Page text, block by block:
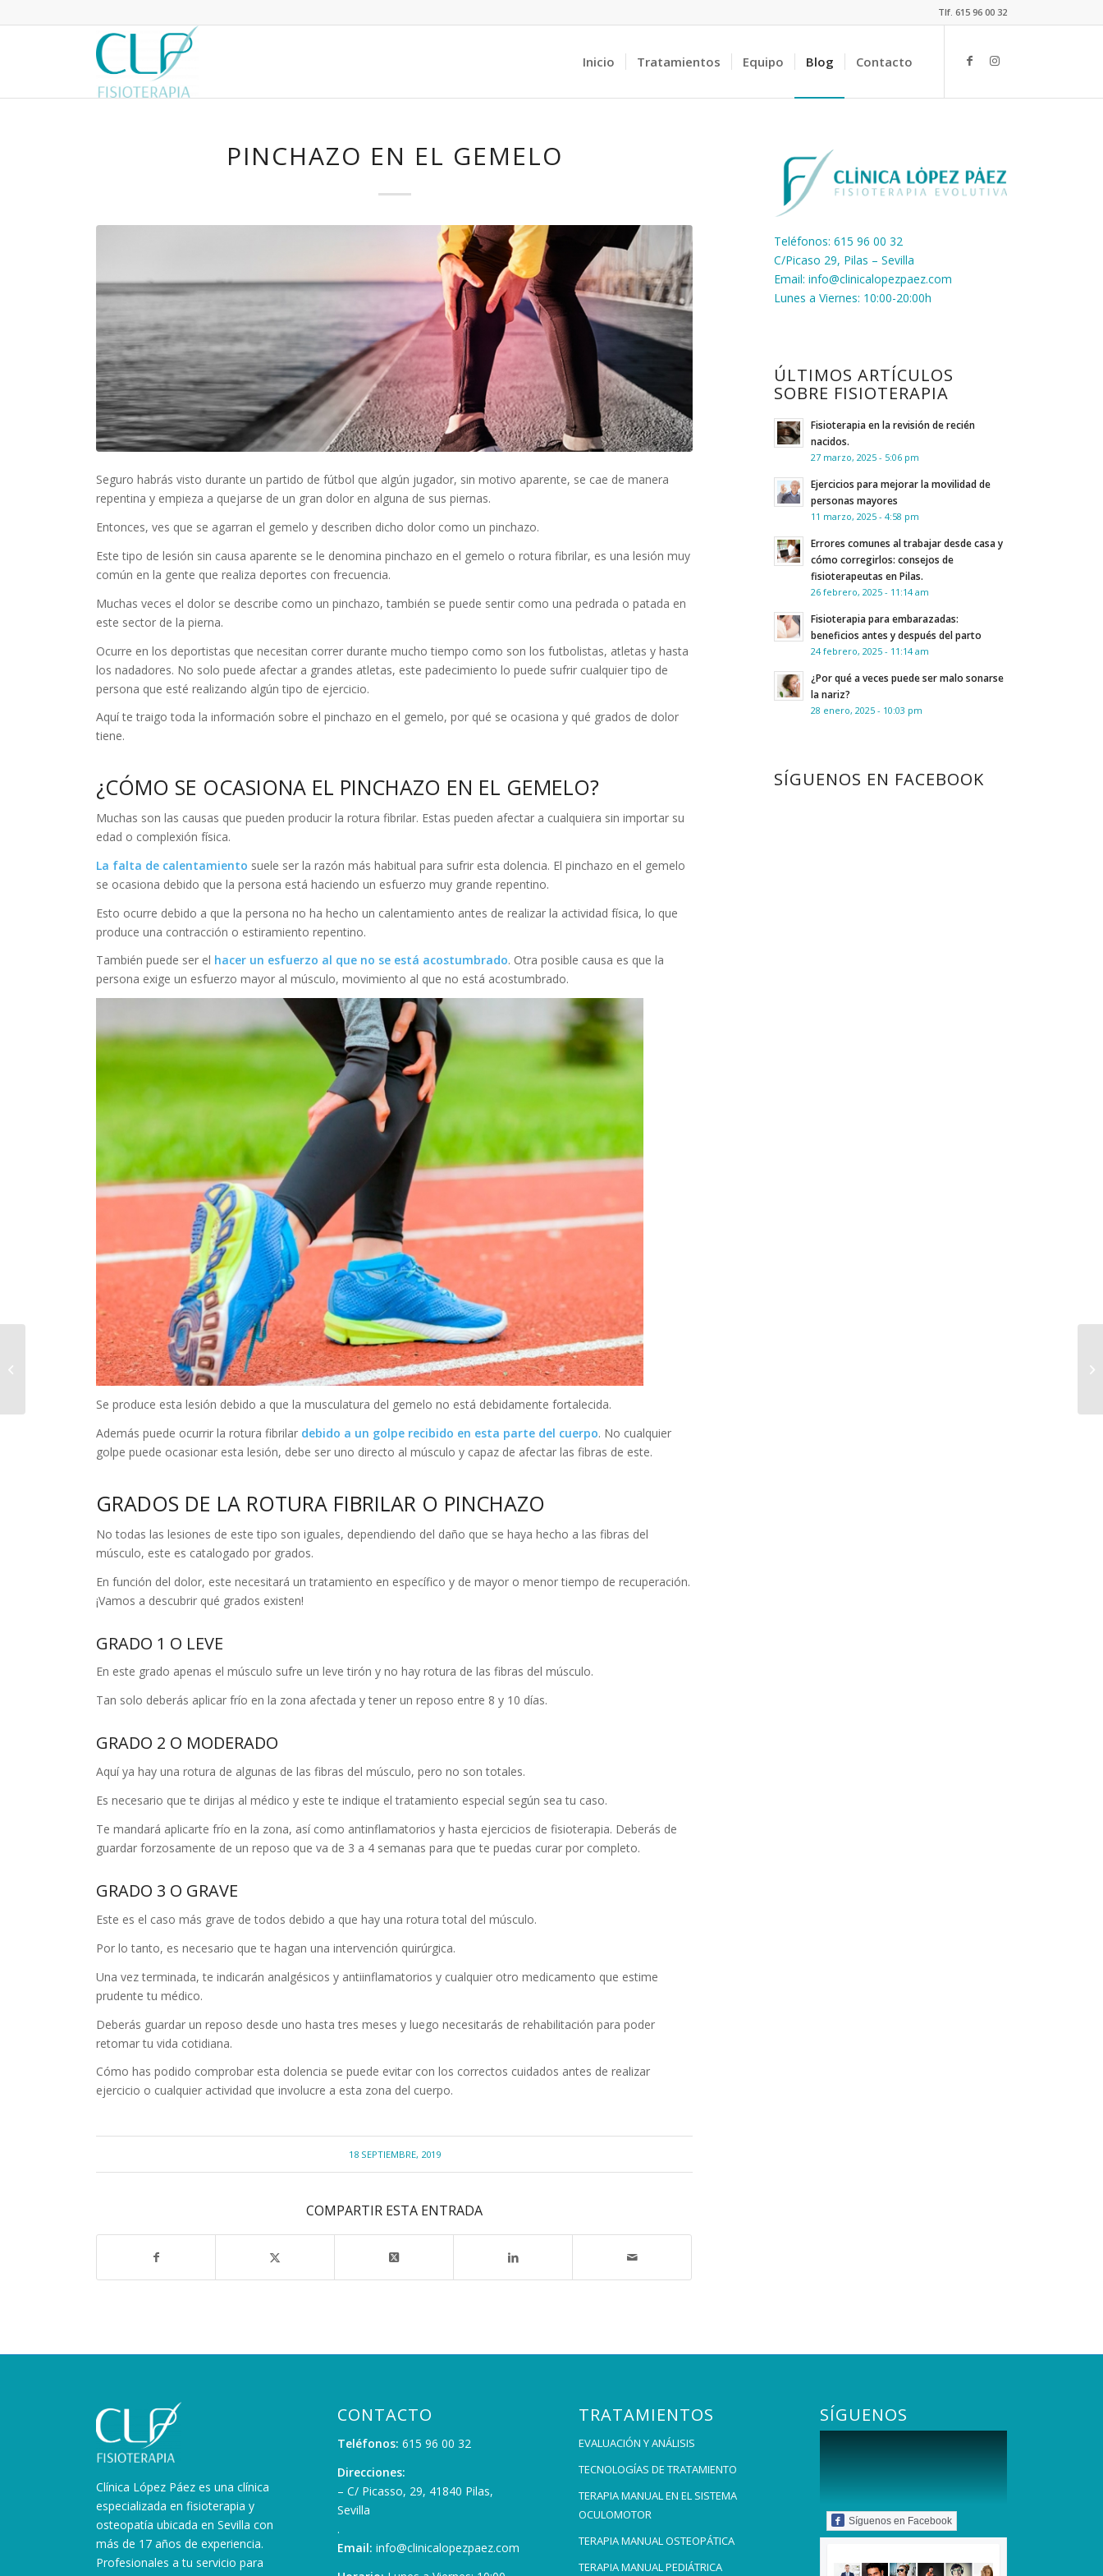
Tlf. 615 96 00 32
Inicio Tratamientos Equipo Blog Contacto
PINCHAZO EN EL GEMELO
Seguro habrás visto durante un partido de fútbol que algún jugador, sin motivo aparente, se cae de manera
repentina y empieza a quejarse de un gran dolor en alguna de sus piernas.
Entonces, ves que se agarran el gemelo y describen dicho dolor como un pinchazo.
Este tipo de lesión sin causa aparente se le denomina pinchazo en el gemelo o rotura fibrilar, es una lesión muy
común en la gente que realiza deportes con frecuencia.
Muchas veces el dolor se describe como un pinchazo, también se puede sentir como una pedrada o patada en
este sector de la pierna.
Ocurre en los deportistas que necesitan correr durante mucho tiempo como son los futbolistas, atletas y hasta
los nadadores. No solo puede afectar a grandes atletas, este padecimiento lo puede sufrir cualquier tipo de
persona que esté realizando algún tipo de ejercicio.
Aquí te traigo toda la información sobre el pinchazo en el gemelo, por qué se ocasiona y qué grados de dolor
tiene.
¿CÓMO SE OCASIONA EL PINCHAZO EN EL GEMELO?
Muchas son las causas que pueden producir la rotura fibrilar. Estas pueden afectar a cualquiera sin importar su
edad o complexión física.
La falta de calentamiento suele ser la razón más habitual para sufrir esta dolencia. El pinchazo en el gemelo
se ocasiona debido que la persona está haciendo un esfuerzo muy grande repentino.
Esto ocurre debido a que la persona no ha hecho un calentamiento antes de realizar la actividad física, lo que
produce una contracción o estiramiento repentino.
También puede ser el hacer un esfuerzo al que no se está acostumbrado. Otra posible causa es que la
persona exige un esfuerzo mayor al músculo, movimiento al que no está acostumbrado.
Se produce esta lesión debido a que la musculatura del gemelo no está debidamente fortalecida.
Además puede ocurrir la rotura fibrilar debido a un golpe recibido en esta parte del cuerpo. No cualquier
golpe puede ocasionar esta lesión, debe ser uno directo al músculo y capaz de afectar las fibras de este.
GRADOS DE LA ROTURA FIBRILAR O PINCHAZO
No todas las lesiones de este tipo son iguales, dependiendo del daño que se haya hecho a las fibras del
músculo, este es catalogado por grados.
En función del dolor, este necesitará un tratamiento en específico y de mayor o menor tiempo de recuperación.
¡Vamos a descubrir qué grados existen!
GRADO 1 O LEVE
En este grado apenas el músculo sufre un leve tirón y no hay rotura de las fibras del músculo.
Tan solo deberás aplicar frío en la zona afectada y tener un reposo entre 8 y 10 días.
GRADO 2 O MODERADO
Aquí ya hay una rotura de algunas de las fibras del músculo, pero no son totales.
Es necesario que te dirijas al médico y este te indique el tratamiento especial según sea tu caso.
Te mandará aplicarte frío en la zona, así como antinflamatorios y hasta ejercicios de fisioterapia. Deberás de
guardar forzosamente de un reposo que va de 3 a 4 semanas para que te puedas curar por completo.
GRADO 3 O GRAVE
Este es el caso más grave de todos debido a que hay una rotura total del músculo.
Por lo tanto, es necesario que te hagan una intervención quirúrgica.
Una vez terminada, te indicarán analgésicos y antiinflamatorios y cualquier otro medicamento que estime
prudente tu médico.
Deberás guardar un reposo desde uno hasta tres meses y luego necesitarás de rehabilitación para poder
retomar tu vida cotidiana.
Cómo has podido comprobar esta dolencia se puede evitar con los correctos cuidados antes de realizar
ejercicio o cualquier actividad que involucre a esta zona del cuerpo.
18 SEPTIEMBRE, 2019
COMPARTIR ESTA ENTRADA
Teléfonos: 615 96 00 32
C/Picaso 29, Pilas – Sevilla
Email: info@clinicalopezpaez.com
Lunes a Viernes: 10:00-20:00h
ÚLTIMOS ARTÍCULOS
SOBRE FISIOTERAPIA
Fisioterapia en la revisión de recién
nacidos.
27 marzo, 2025 - 5:06 pm
Ejercicios para mejorar la movilidad de
personas mayores
11 marzo, 2025 - 4:58 pm
Errores comunes al trabajar desde casa y
cómo corregirlos: consejos de
fisioterapeutas en Pilas.
26 febrero, 2025 - 11:14 am
Fisioterapia para embarazadas:
beneficios antes y después del parto
24 febrero, 2025 - 11:14 am
¿Por qué a veces puede ser malo sonarse
la nariz?
28 enero, 2025 - 10:03 pm
SÍGUENOS EN FACEBOOK
Clínica López Páez es una clínica
especializada en fisioterapia y
osteopatía ubicada en Sevilla con
más de 17 años de experiencia.
Profesionales a tu servicio para
CONTACTO
Teléfonos: 615 96 00 32
Direcciones:
– C/ Picasso, 29, 41840 Pilas,
Sevilla
.
Email: info@clinicalopezpaez.com
TRATAMIENTOS
EVALUACIÓN Y ANÁLISIS
TECNOLOGÍAS DE TRATAMIENTO
TERAPIA MANUAL EN EL SISTEMA
OCULOMOTOR
TERAPIA MANUAL OSTEOPÁTICA
TERAPIA MANUAL PEDIÁTRICA
SÍGUENOS
Síguenos en Facebook
4 ejercicios para
combatir la cifosis